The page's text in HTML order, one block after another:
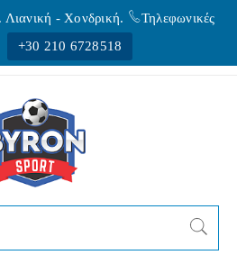
Λιανική - Xονδρική.
Τηλεφωνικές
+30 210 6728518